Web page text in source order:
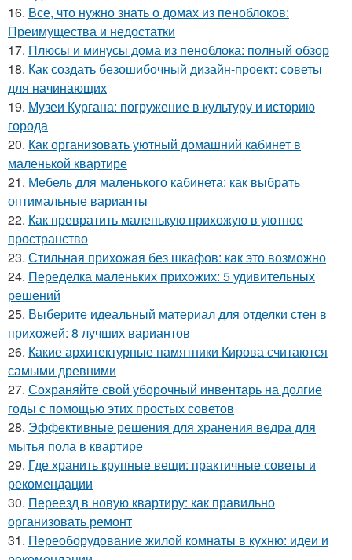
16. Все, что нужно знать о домах из пеноблоков:
Преимущества и недостатки
17. Плюсы и минусы дома из пеноблока: полный обзор
18. Как создать безошибочный дизайн-проект: советы
для начинающих
19. Музеи Кургана: погружение в культуру и историю
города
20. Как организовать уютный домашний кабинет в
маленькой квартире
21. Мебель для маленького кабинета: как выбрать
оптимальные варианты
22. Как превратить маленькую прихожую в уютное
пространство
23. Стильная прихожая без шкафов: как это возможно
24. Переделка маленьких прихожих: 5 удивительных
решений
25. Выберите идеальный материал для отделки стен в
прихожей: 8 лучших вариантов
26. Какие архитектурные памятники Кирова считаются
самыми древними
27. Сохраняйте свой уборочный инвентарь на долгие
годы с помощью этих простых советов
28. Эффективные решения для хранения ведра для
мытья пола в квартире
29. Где хранить крупные вещи: практичные советы и
рекомендации
30. Переезд в новую квартиру: как правильно
организовать ремонт
31. Переоборудование жилой комнаты в кухню: идеи и